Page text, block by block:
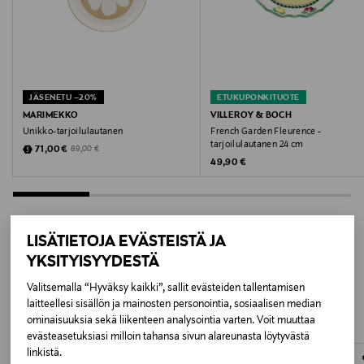
LISÄTIETOJA EVÄSTEISTÄ JA
YKSITYISYYDESTÄ
Valitsemalla “Hyväksy kaikki”, sallit evästeiden tallentamisen
laitteellesi sisällön ja mainosten personointia, sosiaalisen median
ominaisuuksia sekä liikenteen analysointia varten. Voit muuttaa
evästeasetuksiasi milloin tahansa sivun alareunasta löytyvästä
linkistä.
Sergio Herman
Väri
GREEN
Valmistusmaa
Belgia
Valmistajan tuotenumero
B5120248G
JÄSENETU –20%
MARIMEKKO
Unikko-tarjoilulautanen
Discounted Price
71,00 € Original Price
89,00 €
ETUKUPONKITUOTE
VILLEROY & BOCH
French Garden Fleurence -
tarjoilulautanen 24 cm
Original Price
49,90 €
LISÄÄ KIINNOSTAVIA
TUOTTEITA